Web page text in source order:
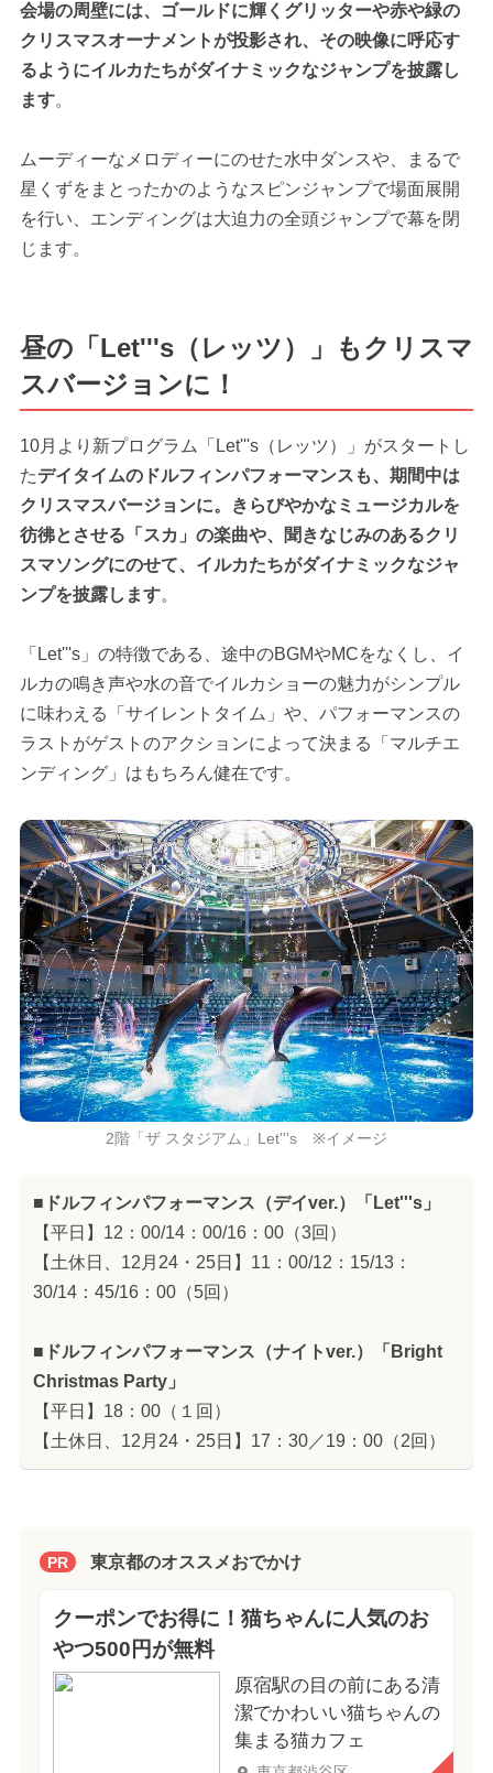
会場の周壁には、ゴールドに輝くグリッターや赤や緑の
クリスマスオーナメントが投影され、その映像に呼応す
るようにイルカたちがダイナミックなジャンプを披露し
ます。
ムーディーなメロディーにのせた水中ダンスや、まるで
星くずをまとったかのようなスピンジャンプで場面展開
を行い、エンディングは大迫力の全頭ジャンプで幕を閉
じます。
昼の「Let'''s（レッツ）」もクリスマ
スバージョンに！
10月より新プログラム「Let'''s（レッツ）」がスタートし
たデイタイムのドルフィンパフォーマンスも、期間中は
クリスマスバージョンに。きらびやかなミュージカルを
彷彿とさせる「スカ」の楽曲や、聞きなじみのあるクリ
スマソングにのせて、イルカたちがダイナミックなジャ
ンプを披露します。
「Let'''s」の特徴である、途中のBGMやMCをなくし、イ
ルカの鳴き声や水の音でイルカショーの魅力がシンプル
に味わえる「サイレントタイム」や、パフォーマンスの
ラストがゲストのアクションによって決まる「マルチエ
ンディング」はもちろん健在です。
2階「ザ スタジアム」Let'''s ※イメージ
■ドルフィンパフォーマンス（デイver.）「Let'''s」
【平日】12：00/14：00/16：00（3回）
【土休日、12月24・25日】11：00/12：15/13：
30/14：45/16：00（5回）
■ドルフィンパフォーマンス（ナイトver.）「Bright
Christmas Party」
【平日】18：00（１回）
【土休日、12月24・25日】17：30／19：00（2回）
PR 東京都のオススメおでかけ
クーポンでお得に！猫ちゃんに人気のお
やつ500円が無料
原宿駅の目の前にある清
潔でかわいい猫ちゃんの
集まる猫カフェ